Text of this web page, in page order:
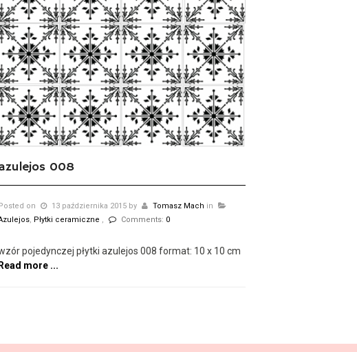
008
Posted on 13 października 2015 by Tomasz Mach in
, Płytki ceramiczne , Comments: 0
pojedynczej płytki azulejos 008 format: 10 x 10 cm
Read more ...